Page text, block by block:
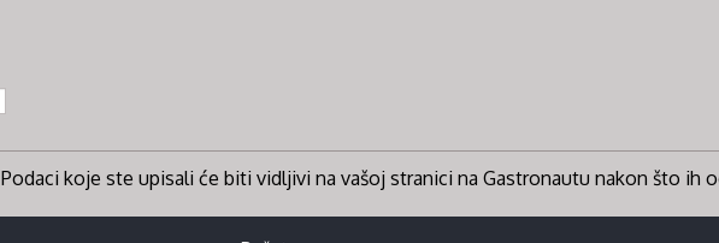
Podaci koje ste upisali će biti vidljivi na vašoj stranici na Gastronautu nakon što ih